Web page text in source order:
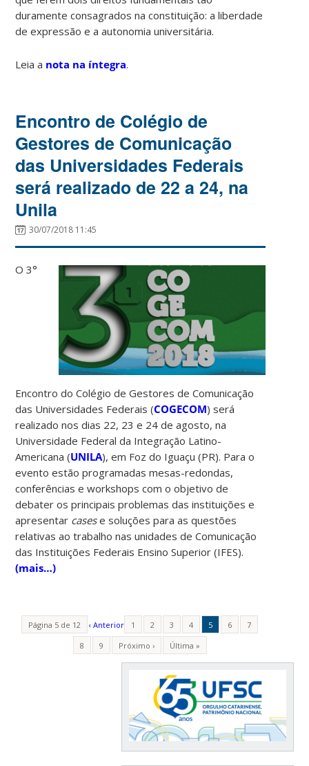
duramente consagrados na constituição: a liberdade
de expressão e a autonomia universitária.
Leia a nota na íntegra.
Encontro de Colégio de
Gestores de Comunicação
das Universidades Federais
será realizado de 22 a 24, na
Unila
30/07/2018 11:45
O 3°
Encontro do Colégio de Gestores de Comunicação
das Universidades Federais (COGECOM) será
realizado nos dias 22, 23 e 24 de agosto, na
Universidade Federal da Integração Latino-
Americana (UNILA), em Foz do Iguaçu (PR). Para o
evento estão programadas mesas-redondas,
conferências e workshops com o objetivo de
debater os principais problemas das instituições e
apresentar casese soluções para as questões
relativas ao trabalho nas unidades de Comunicação
das Instituições Federais Ensino Superior (IFES).
(mais…)
Página 5 de 12 ‹ Anterior 1 2 3 4 5 6
7
8
9 Próximo › Última »